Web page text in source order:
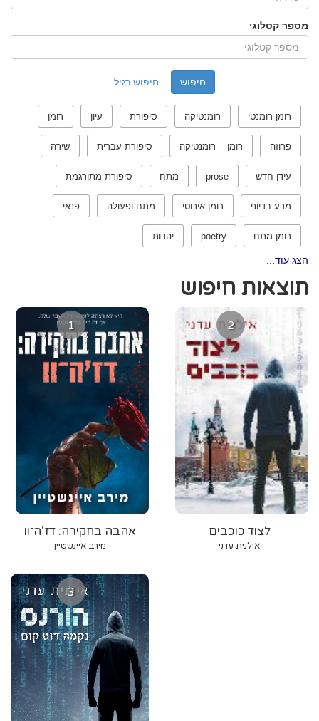
מספר קטלוגי
חיפוש רגיל
רומן רומנטי רומנטיקה סיפורת עיון רומן
פרוזה רומן רומנטיקה סיפורת עברית שירה
עידן חדש prose מתח סיפורת מתורגמת
מדע בדיוני רומן אירוטי מתח ופעולה פנאי
רומן מתח poetry יהדות
הצג עוד...
תוצאות חיפוש
1
אהבה בחקירה: דז'ה־וו
מירב איינשטיין
2
לצוד כוכבים
אילנית עדני
3